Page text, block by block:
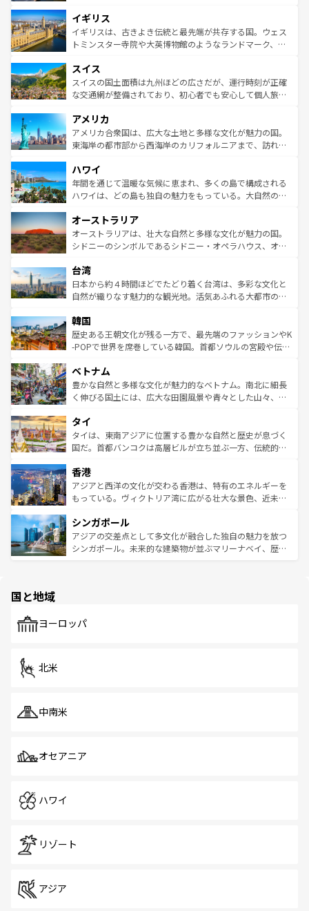
いる。シャンパンの発祥地であるランス、プロヴァンスの
香り高いラベンダー畑など、多彩な楽しみ方が可能だ。さ
らに、パリ以外の地域にも魅力が溢れており、どの街角に
れる地方に足を運ぶとそれぞれで全く異なる文化を体験で
きるだろう。 なお、新着のフランス情報はコンテンツ一覧
を参照してほしい。
顔を持つこの国は、どこを歩いても飽きることがない。ベ
ルリンの文化的活気、バイエルン州のアルプスの絶景、そ
してライン川沿いのワイン畑といった風景は必見。ビール
は、お酒好きな人にはぜひ体験してほしい。 なお、新着の
ドイツ情報はコンテンツ一覧を参照してほしい。
イギリス
イギリスは、古きよき伝統と最先端が共存する国。ウェス
トミンスター寺院や大英博物館のようなランドマーク、歴
リアごとに異なる魅力がある。また、優雅なアフタヌーン
ティー、ビール好きにはたまらない英国パブ、サッカー観
戦など、本場だからこそできる体験も豊富。イギリスを旅
ンツ一覧を参照してほしい。
スイス
スイスの国土面積は九州ほどの広さだが、運行時刻が正確
な交通網が整備されており、初心者でも安心して個人旅行
の建物がそのまま残る町や、スイスならではのユニークな
博物館もあり、アルプス観光だけでなく町歩きも満喫する
ことができる。国民の所得が高いため物価も高いが、旅行
ば市内交通費無料で観光を楽しむこともできる。 なお、新
着のスイス情報はコンテンツ一覧 を参照してほしい。
アメリカ
アメリカ合衆国は、広大な土地と多様な文化が魅力の国。
東海岸の都市部から西海岸のカリフォルニアまで、訪れる
のような巨大都市は、観光、ショッピング、エンターテイ
ンメントが詰まった刺激的なスポットだ。一方、アメリカ
西部には大自然が広がり、グランドキャニオンやイエロー
部のニューオーリンズでは、音楽と美食が融合した独特の
文化が魅力。旅行者はアメリカの各地域で異なる魅力を楽
しみながら、その多様性と豊かな歴史を感じることができ
ならではの贅沢な旅のスタイルだ。 なお、新着のアメリカ
情報はコンテンツ一覧を参照してほしい。
ハワイ
年間を通じて温暖な気候に恵まれ、多くの島で構成される
ハワイは、どの島も独自の魅力をもっている。大自然の神
ワイ島は見逃せない。また、定番の観光地といえばオアフ
島だが、静かな自然を求めるならマウイ島やカウアイ島が
おすすめ。エメラルドグリーンに輝く海をはじめ、豊かな
れるおもてなしの心で訪れる人々を迎えてくれるハワイの
人々、おいしいローカルフードやハワイアンミュージッ
ク、伝統的なフラダンスなど、すべてがハワイの魅力を彩
ワイを、存分に味わってほしい。 なお、新着のハワイ情報
はコンテンツ一覧を参照してほしい。
オーストラリア
オーストラリアは、壮大な自然と多様な文化が魅力の国。
シドニーのシンボルであるシドニー・オペラハウス、オー
リアリーフや大陸中央部にそびえるウルル（エアーズロッ
ク）、タスマニアの美しい原生林やケアンズの熱帯雨林な
ど、見どころがたくさん。また、カフェやワイン、オージ
いる。アクティビティも充実しており、サーフィンやダイ
ビング、ハイキングなど、アウトドア好きにはたまらな
い。オーストラリアの多彩な魅力を存分に味わいつくそ
参照してほしい。
台湾
日本から約４時間ほどでたどり着く台湾は、多彩な文化と
自然が織りなす魅力的な観光地。活気あふれる大都市の台
ン）、静ひつな山岳地帯である台湾東部など、都市の喧騒
と山間の静けさが共存しており、訪れる人に新しい発見と
驚きをもたらしてくれる。また、奥深い台湾の食文化も魅
容にもいいと評判のスイーツなど、バラエティ豊かな料理
が味わえる。 なお、新着の台湾情報は コンテンツ一覧を参
照してほしい。
韓国
歴史ある王朝文化が残る一方で、最先端のファッションやK
-POPで世界を席巻している韓国。首都ソウルの宮殿や伝統
き、地方に足を延ばせば四季折々の自然美を楽しむことが
できる。そして、キムチや焼肉、絶品のストリートフード
まで、さまざまな韓国料理が待っている。夜には、韓国な
リティに包まれながら、韓国の多彩な魅力を心ゆくまで味
わってみてほしい。 なお、新着の韓国情報はコンテンツ一
覧を参照してほしい。
ベトナム
豊かな自然と多様な文化が魅力的なベトナム。南北に細長
く伸びる国土には、広大な田園風景や青々とした山々、世
急速な発展と共に伝統が息づく。ハノイの古い町並みやホ
ーチミン市のフランス統治時代の建物も、独特の雰囲気を
醸し出している。また、バラエティの豊かさとおいしさで
とつ。フォーやバインミー、ベトナムコーヒーなどは、ぜ
ひ現地で味わいたい。どの地域を訪れてもあたたかい人々
が旅行者を迎えてくれるので、きっと忘れられない旅にな
参照してほしい。
タイ
タイは、東南アジアに位置する豊かな自然と歴史が息づく
国だ。首都バンコクは高層ビルが立ち並ぶ一方、伝統的な
の活気が交差している。北部ではチェンマイなどの山岳地
帯で自然と触れ合い、南部ではプーケットやクラビの美し
いビーチでリゾート気分を楽しむことができる。タイ料理
激する。気候は一年中温暖で、どの季節にも異なる楽しみ
が待っている。親しみやすいタイの人々、仏教を中心とし
た文化、そして多様な観光資源が、訪れる旅人を魅了し続
香港
アジアと西洋の文化が交わる香港は、特有のエネルギーを
もっている。ヴィクトリア湾に広がる壮大な景色、近未来
み、どこを訪れても感動するはず。観光スポットが密集し
ており、効率よく見どころを回れるのも魅力。息をのむよ
うな絶景から文化的な体験まで、香港を存分に楽しみ尽く
シンガポール
アジアの交差点として多文化が融合した独自の魅力を放つ
シンガポール。未来的な建築物が並ぶマリーナベイ、歴史
で、ホーカーズは地元の風情を楽しめる外せないスポット
国と地域
ヨーロッパ
北米
中南米
オセアニア
ハワイ
リゾート
アジア